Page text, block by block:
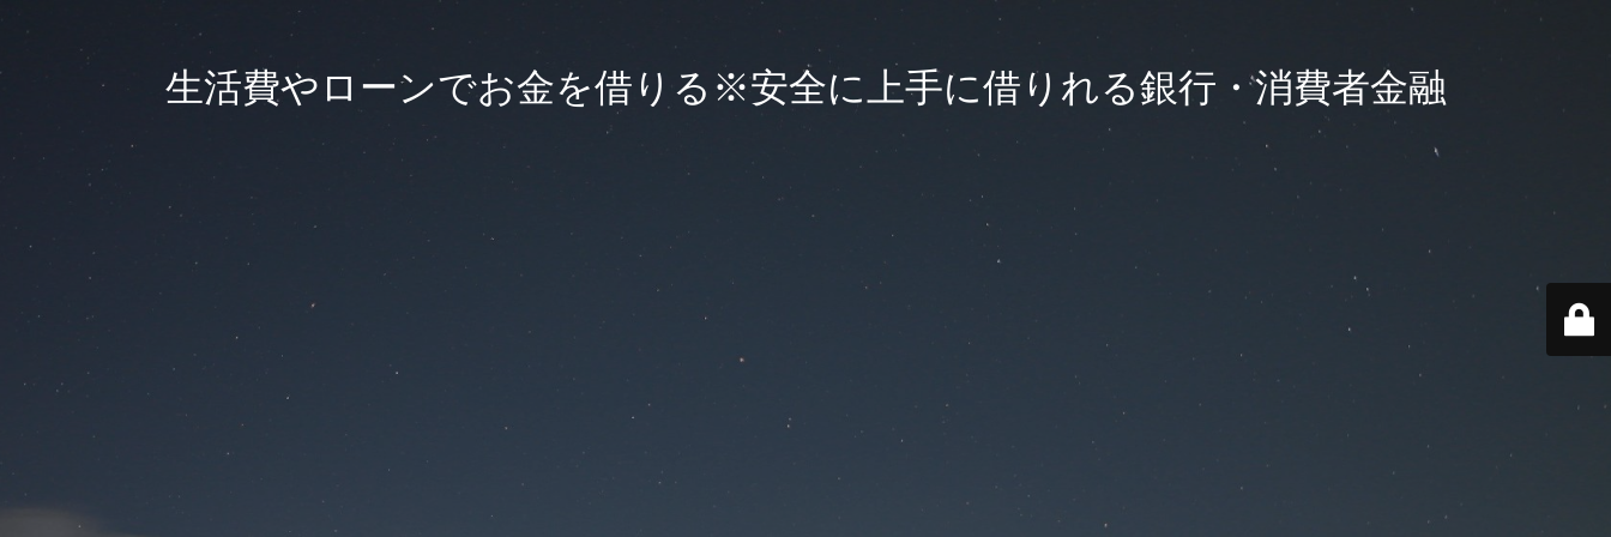
生活費やローンでお金を借りる※安全に上手に借りれる銀行・消費者金融